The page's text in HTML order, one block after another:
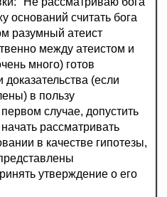
считать бога
разумный атеист
между атеистом и
много) готов
(если
в пользу
случае, допустить
рассматривать
в качестве гипотезы,
утверждение о его